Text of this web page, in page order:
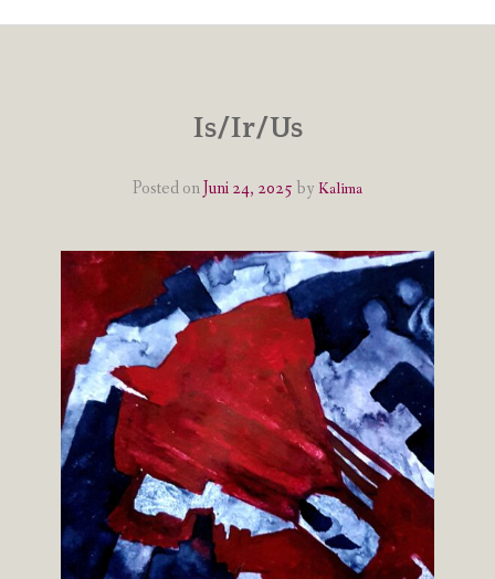
IMPRESSUM & DATENSCHUTZ
Is/Ir/Us
Posted onJuni 24, 2025 by Kalima